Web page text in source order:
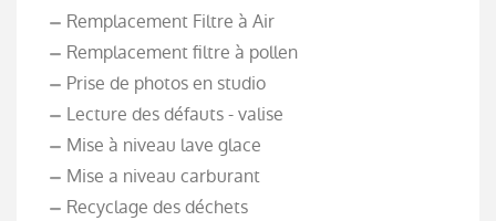
Remplacement Filtre à Air
Remplacement filtre à pollen
Prise de photos en studio
Lecture des défauts - valise
Mise à niveau lave glace
Mise a niveau carburant
Recyclage des déchets